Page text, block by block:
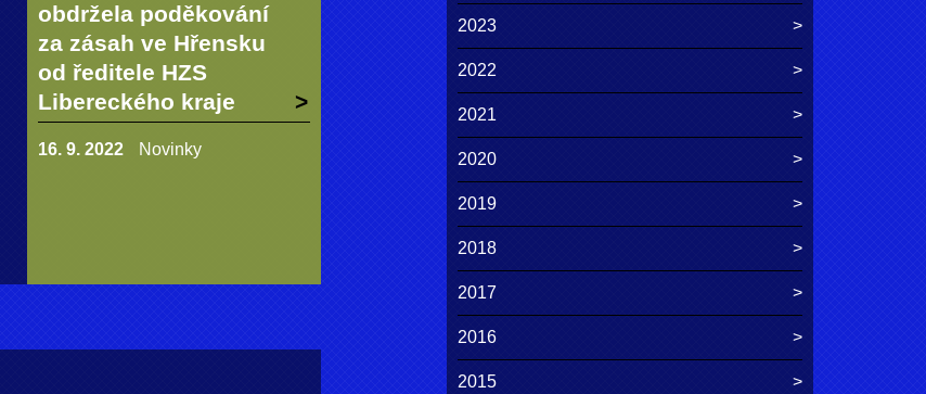
obdržela poděkování
za zásah ve Hřensku
od ředitele HZS
Libereckého kraje
16. 9. 2022 Novinky
2023
2022
2021
2020
2019
2018
2017
2016
2015